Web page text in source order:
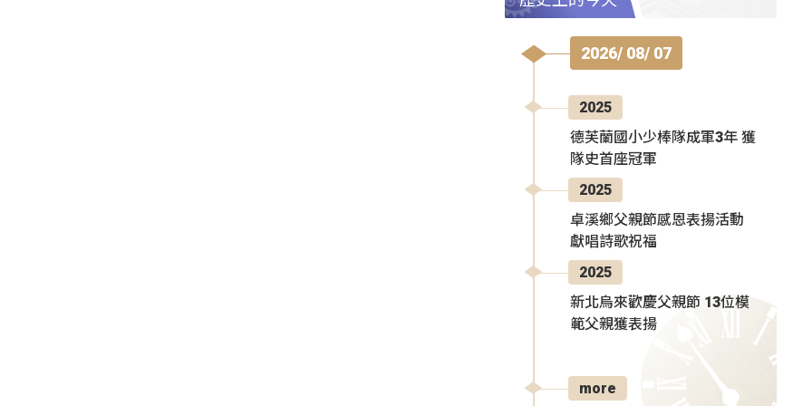
2026/ 08/ 07
2025
德芙蘭國小少棒隊成軍3年 獲
隊史首座冠軍
2025
卓溪鄉父親節感恩表揚活動
獻唱詩歌祝福
2025
新北烏來歡慶父親節 13位模
範父親獲表揚
more